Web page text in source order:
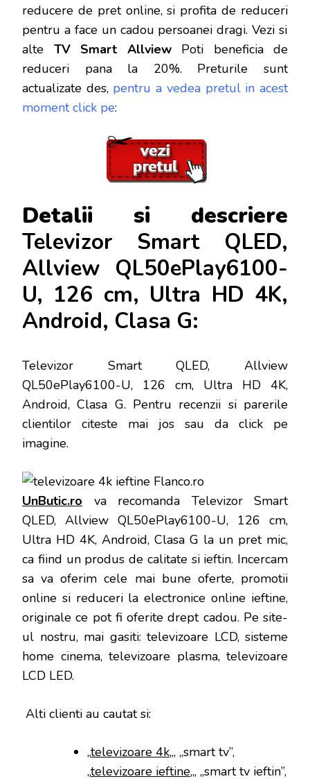
reducere de pret online, si profita de reduceri
pentru a face un cadou persoanei dragi. Vezi si
alte TV Smart AllviewPoti beneficia de
reduceri pana la 20%. Preturile sunt
actualizate des, pentru a vedea pretul in acest
moment click pe:
Detalii si descriere
Televizor Smart QLED,
Allview QL50ePlay6100-
U, 126 cm, Ultra HD 4K,
Android, Clasa G:
Televizor Smart QLED, Allview
QL50ePlay6100-U, 126 cm, Ultra HD 4K,
Android, Clasa G. Pentru recenzii si parerile
clientilor citeste mai jos sau da click pe
imagine.
UnButic.ro va recomanda Televizor Smart
QLED, Allview QL50ePlay6100-U, 126 cm,
Ultra HD 4K, Android, Clasa G la un pret mic,
ca fiind un produs de calitate si ieftin. Incercam
sa va oferim cele mai bune oferte, promotii
online si reduceri la electronice online ieftine,
originale ce pot fi oferite drept cadou. Pe site-
ul nostru, mai gasiti: televizoare LCD, sisteme
home cinema, televizoare plasma, televizoare
LCD LED.
Alti clienti au cautat si:
„televizoare 4k„, „smart tv”,
„televizoare ieftine„, „smart tv ieftin”,